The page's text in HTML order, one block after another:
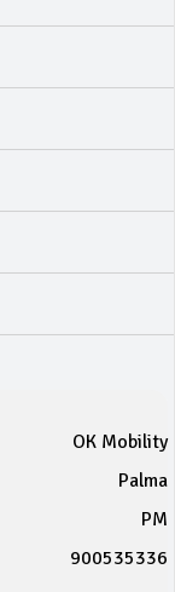
OK Mobility
Palma
PM
900535336